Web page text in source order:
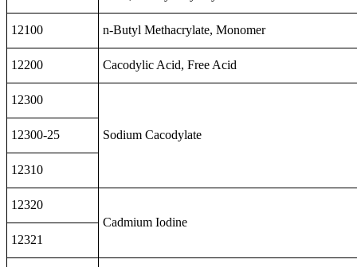
12100 n-Butyl Methacrylate, Monomer
12200 Cacodylic Acid, Free Acid
12300
Sodium Cacodylate
12300-25
12310
12320
Cadmium Iodine
12321